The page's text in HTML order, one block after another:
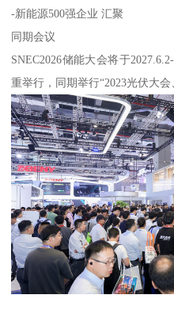
-新能源500强企业 汇聚
同期会议
SNEC2026储能大会将于
重举行，同期举行“2023光伏大